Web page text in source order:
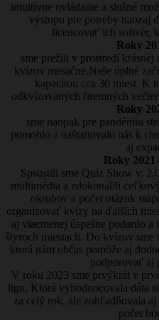
intuitívne ovládanie a slušné
výstupu pre potreby naozaj
licencovať ich softvér,
Roky
sme prežili v prostredí krásnej
kvízov mesačne.Naše úplné
kapacitou cca 30 miest. K
odkvízovaných firemných
Roky
sme naopak pre pandémiu
pomohlo a naštartovalo nás k
aj
Roky 2021
Spsustili sme Quiz Show v.
multimédia a zdokonalili
okruhov a počet otázok
organizovať kvízy na ďalších
aj viacmenej úspešne podarilo
štyroch miestach. Do kvízov
ktorá nám občas pomôže aj
podporovať aj
V roku 2023 sme prvýkrát v
ligu, Ktorá vyhodnocovala dáta
za celý rok, ale zohľadňovala
počet